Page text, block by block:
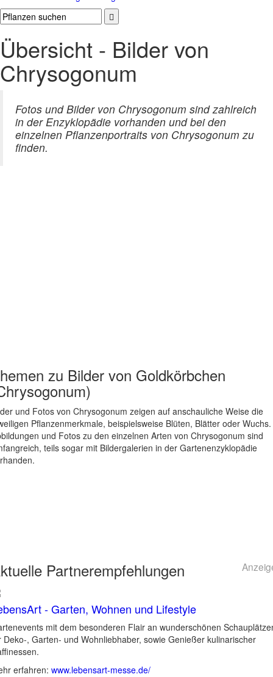
Übersicht - Bilder von
Chrysogonum
Fotos und Bilder von Chrysogonum sind zahlreich
in der Enzyklopädie vorhanden und bei den
einzelnen Pflanzenportraits von Chrysogonum zu
finden.
zu Bilder von Goldkörbchen
und Fotos von Chrysogonum zeigen auf anschauliche Weise die
Pflanzenmerkmale, beispielsweise Blüten, Blätter oder Wuchs.
und Fotos zu den einzelnen Arten von Chrysogonum sind
teils sogar mit Bildergalerien in der Gartenenzyklopädie
Partnerempfehlungen
- Garten, Wohnen und Lifestyle
mit dem besonderen Flair an wunderschönen
Deko-, Garten- und Wohnliebhaber, sowie Genießer kulinarischer
erfahren: www.lebensart-messe.de/